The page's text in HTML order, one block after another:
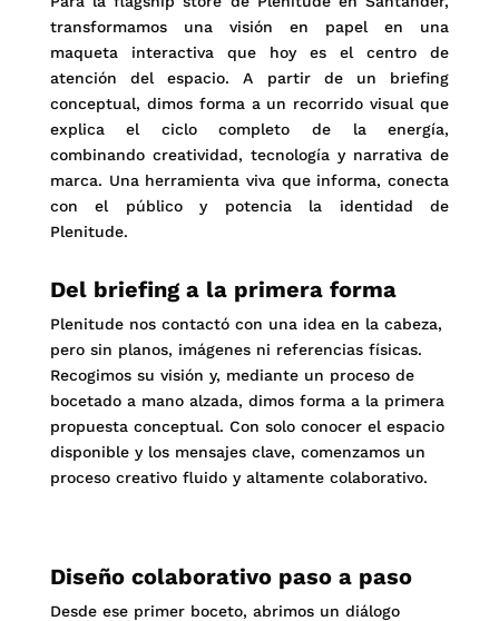
transformamos una visión en papel en una
maqueta interactiva que hoy es el centro de
atención del espacio. A partir de un briefing
conceptual, dimos forma a un recorrido visual que
explica el ciclo completo de la energía,
combinando creatividad, tecnología y narrativa de
marca. Una herramienta viva que informa, conecta
con el público y potencia la identidad de
Plenitude.
Del briefing a la primera forma
Plenitude nos contactó con una idea en la cabeza,
pero sin planos, imágenes ni referencias físicas.
Recogimos su visión y, mediante un proceso de
bocetado a mano alzada, dimos forma a la primera
propuesta conceptual. Con solo conocer el espacio
disponible y los mensajes clave, comenzamos un
proceso creativo fluido y altamente colaborativo.
Diseño colaborativo paso a paso
Desde ese primer boceto, abrimos un diálogo